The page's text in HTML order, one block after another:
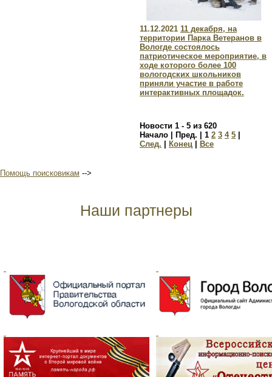
11.12.2021 11 декабря, на
территории Парка Ветеранов в
Вологде состоялось
патриотическое мероприятие, в
ходе которого более 100
вологодских школьников
приняли участие в работе
интерактивных площадок.
Новости 1 - 5 из 620
Начало | Пред. | 1 2 3 4 5
След.
Конец Все
Помощь поисковикам -->
Наши партнеры